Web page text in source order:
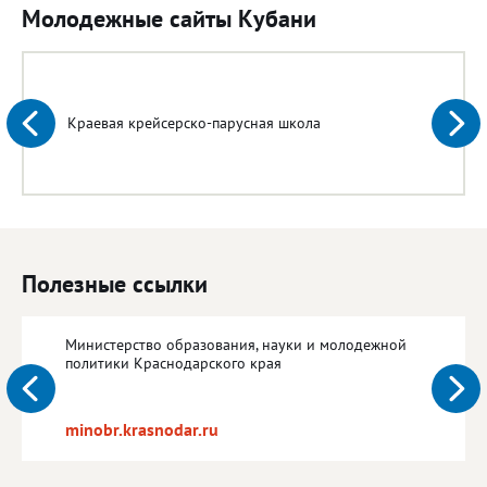
Молодежные сайты Кубани
Краевая крейсерско-парусная школа
Полезные ссылки
Министерство образования, науки и молодежной
политики Краснодарского края
minobr.krasnodar.ru